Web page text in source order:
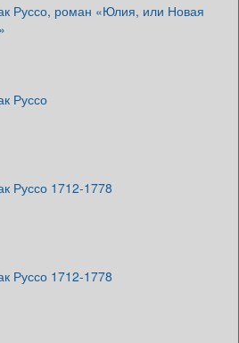
Руссо, роман «Юлия, или Новая
Руссо
Руссо 1712-1778
Руссо 1712-1778